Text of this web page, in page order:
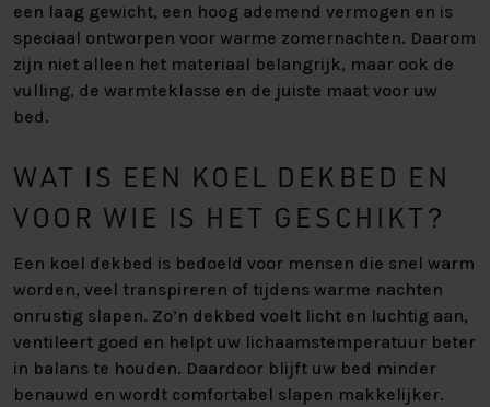
een laag gewicht, een hoog ademend vermogen en is
speciaal ontworpen voor warme zomernachten. Daarom
zijn niet alleen het materiaal belangrijk, maar ook de
vulling, de warmteklasse en de juiste maat voor uw
bed.
WAT IS EEN KOEL DEKBED EN
VOOR WIE IS HET GESCHIKT?
Een koel dekbed is bedoeld voor mensen die snel warm
worden, veel transpireren of tijdens warme nachten
onrustig slapen. Zo’n dekbed voelt licht en luchtig aan,
ventileert goed en helpt uw lichaamstemperatuur beter
in balans te houden. Daardoor blijft uw bed minder
benauwd en wordt comfortabel slapen makkelijker.